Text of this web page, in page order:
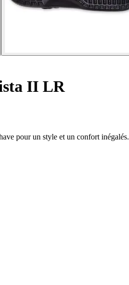
II LR
pour un style et un confort inégalés.